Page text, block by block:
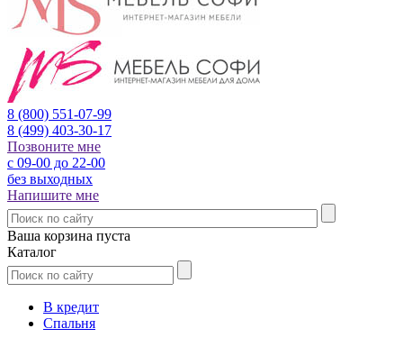
8 (800) 551-07-99
8 (499) 403-30-17
Позвоните мне
с 09-00 до 22-00
без выходных
Напишите мне
Ваша корзина пуста
Каталог
В кредит
Спальня